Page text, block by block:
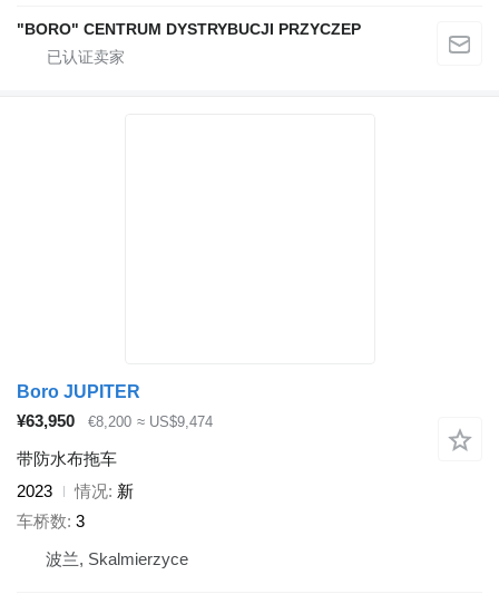
"BORO" CENTRUM DYSTRYBUCJI PRZYCZEP
Boro JUPITER
¥63,950
€8,200 ≈ US$9,474
带防水布拖车
2023
情况 新
车桥数 3
波兰, Skalmierzyce